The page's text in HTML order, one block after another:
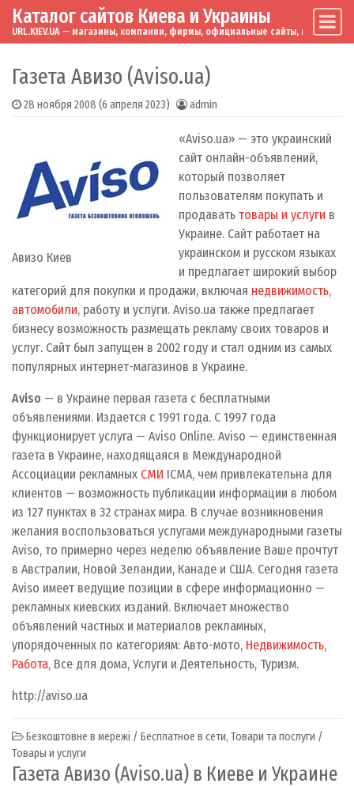
Skip to content
Main Navigation
Каталог сайтов Киева и Украины
URL.KIEV.UA — магазины, компании, фирмы, официальные сайты, мировые
Газета Авизо (Aviso.ua)
28 ноября 2008 (6 апреля 2023) admin
Авизо Киев
«Aviso.ua» — это украинский
сайт онлайн-объявлений,
который позволяет
пользователям покупать и
продавать товары и услуги в
Украине. Сайт работает на
украинском и русском языках
и предлагает широкий выбор
категорий для покупки и продажи, включая недвижимость,
автомобили, работу и услуги. Aviso.ua также предлагает
бизнесу возможность размещать рекламу своих товаров и
услуг. Сайт был запущен в 2002 году и стал одним из самых
популярных интернет-магазинов в Украине.
Aviso — в Украине первая газета с бесплатными
объявлениями. Издается с 1991 года. С 1997 года
функционирует услуга — Aviso Online. Aviso — единственная
газета в Украине, находящаяся в Международной
Ассоциации рекламных СМИ ICMA, чем привлекательна для
клиентов — возможность публикации информации в любом
из 127 пунктах в 32 странах мира. В случае возникновения
желания воспользоваться услугами международными газеты
Aviso, то примерно через неделю объявление Ваше прочтут
в Австралии, Новой Зеландии, Канаде и США. Сегодня газета
Aviso имеет ведущие позиции в сфере информационно —
рекламных киевских изданий. Включает множество
объявлений частных и материалов рекламных,
упорядоченных по категориям: Авто-мото, Недвижимость,
Работа, Все для дома, Услуги и Деятельность, Туризм.
http://aviso.ua
Безкоштовне в мережі / Бесплатное в сети, Товари та послуги /
Товары и услуги
Газета Авизо (Aviso.ua) в Киеве и Украине